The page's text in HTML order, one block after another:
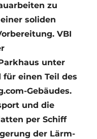
zu
soliden
VBI
unter
einen Teil des
Gebäudes.
und die
per Schiff
der Lärm-